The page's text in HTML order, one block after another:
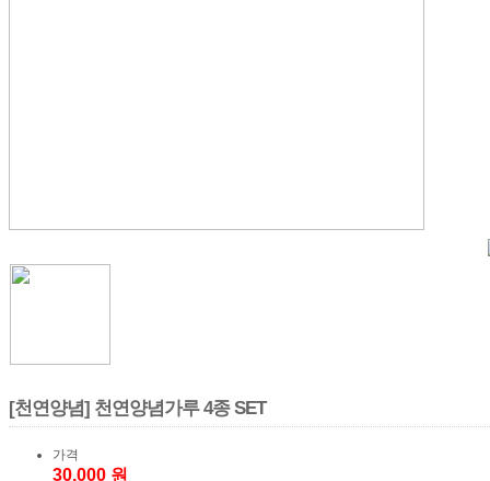
[천연양념] 천연양념가루 4종 SET
가격
30,000 원